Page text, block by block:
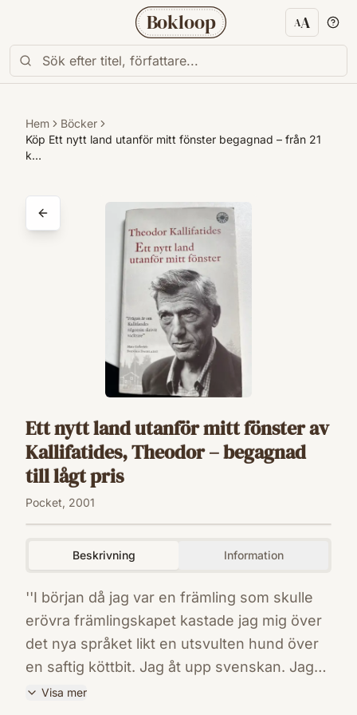
Bokloop AA
Hem
Böcker
Köp Ett nytt land utanför mitt fönster begagnad – från 21
k…
Ett nytt land utanför mitt fönster av
Kallifatides, Theodor – begagnad
till lågt pris
Pocket, 2001
Beskrivning Information
''I början då jag var en främling som skulle
erövra främlingskapet kastade jag mig över
det nya språket likt en utsvulten hund över
en saftig köttbit. Jag åt upp svenskan. Jag
fyllde min mun med ord, tuggade dem,
Visa mer